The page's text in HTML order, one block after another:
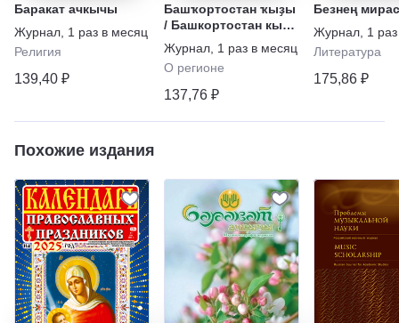
Баракат ачкычы
Журнал 1 раз в месяц
Религия
139,40 ₽
Башҡортостан ҡыҙы
/ Башкортостан кызы
/ Дочь
Башкортостана
Журнал 1 раз в месяц
О регионе
137,76 ₽
Безнең мирас
Журнал 1
Литература
175,86 ₽
Похожие издания